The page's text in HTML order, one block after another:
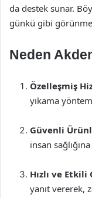
da destek sunar.
günkü gibi
Neden
Özelleşmiş
yıkama
Güvenli
insan
Hızlı ve
yanıt vererek,